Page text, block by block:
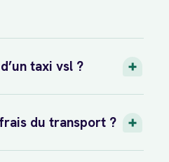
taxi vsl ?
du transport ?